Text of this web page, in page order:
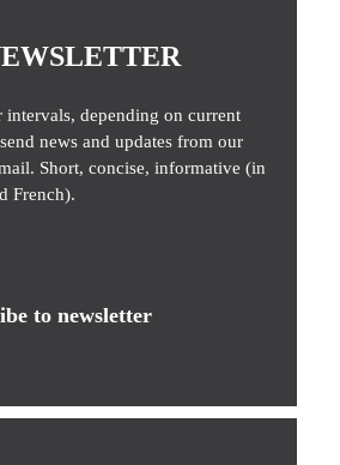
intervals, depending on current
news and updates from our
Short, concise, informative (in
French).
to newsletter